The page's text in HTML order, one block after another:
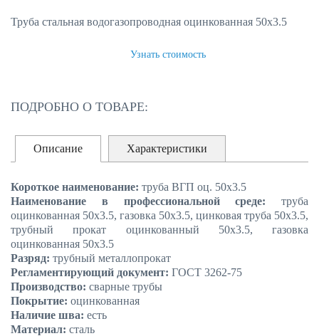
Труба стальная водогазопроводная оцинкованная 50х3.5
Узнать стоимость
ПОДРОБНО О ТОВАРЕ:
Описание Характеристики
Короткое наименование: труба ВГП оц. 50х3.5
Наименование в профессиональной среде: труба
оцинкованная 50х3.5, газовка 50х3.5, цинковая труба 50х3.5,
трубный прокат оцинкованный 50х3.5, газовка
оцинкованная 50х3.5
Разряд: трубный металлопрокат
Регламентирующий документ: ГОСТ 3262-75
Производство: сварные трубы
Покрытие: оцинкованная
Наличие шва: есть
Материал: сталь